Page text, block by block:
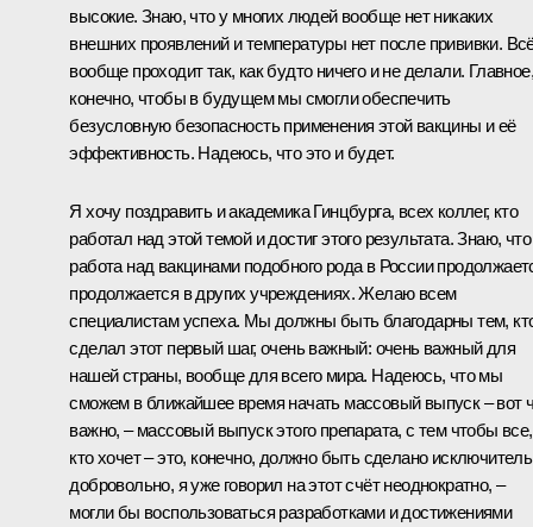
высокие. Знаю, что у многих людей вообще нет никаких
внешних проявлений и температуры нет после прививки.
вообще проходит так, как будто ничего и не делали. Главное,
конечно, чтобы в будущем мы смогли обеспечить
безусловную безопасность применения этой вакцины и её
эффективность. Надеюсь, что это и будет.
Я хочу поздравить и академика Гинцбурга, всех коллег, кто
работал над этой темой и достиг этого результата. Знаю, что
работа над вакцинами подобного рода в России
продолжается в других учреждениях. Желаю всем
специалистам успеха. Мы должны быть благодарны тем,
сделал этот первый шаг, очень важный: очень важный для
нашей страны, вообще для всего мира. Надеюсь, что мы
сможем в ближайшее время начать массовый выпуск – вот
важно, – массовый выпуск этого препарата, с тем чтобы все,
кто хочет – это, конечно, должно быть сделано
добровольно, я уже говорил на этот счёт неоднократно, –
могли бы воспользоваться разработками и достижениями